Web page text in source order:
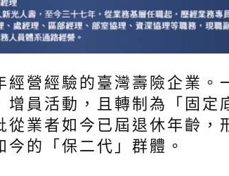
經營經驗的臺灣壽險企業。
增員活動，且轉制為「固定
業者如今已屆退休年齡，
的「保二代」群體。